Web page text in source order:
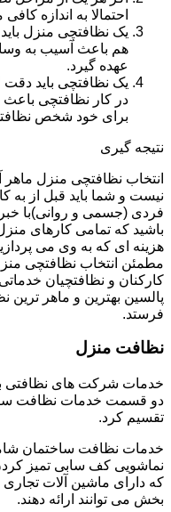
احتمالا به اندازه
یک نظافتچی منزل
هم باعث آسیب به
عهده گیرد.
یک نظافتچی باید دقت
در کار نظافتچی باعث
برای خود شخص
نتیجه گیری
انتخاب نظافتچی منزل
نیست و شما باید قبل از به
فردی (جسمی و روانی)با خبر
باشید که تمامی کارهای
هزینه ای که به وی می
مطمئن انتخاب نظافتچی
کارکنان و نظافتچیان
پالسین بهترین و ماهر ترین
فرستد.
نظافت منزل
خدمات شرکت های نظافتی
دو قسمت خدمات نظافت
تقسیم کرد.
خدمات نظافت ساختمان
نماشویی کف سابی تمیز
که دارای ماشین آلات
بخش می توانند ارائه دهند.